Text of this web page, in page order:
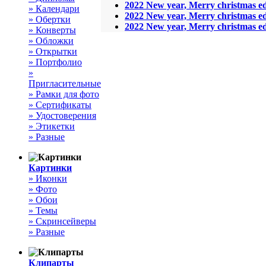
» Календари
» Обертки
» Конверты
» Обложки
» Открытки
» Портфолио
»
Пригласительные
» Рамки для фото
» Сертификаты
» Удостоверения
» Этикетки
» Разные
Картинки
» Иконки
» Фото
» Обои
» Темы
» Скринсейверы
» Разные
Клипарты
2022 New year, Merry christmas
2022 New year, Merry christmas
2022 New year, Merry christmas